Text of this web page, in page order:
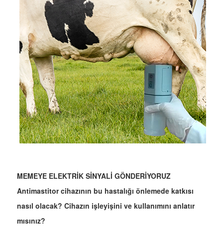
MEMEYE ELEKTRİK SİNYALİ GÖNDERİYORUZ
Antimastitor cihazının bu hastalığı önlemede katkısı
nasıl olacak? Cihazın işleyişini ve kullanımını anlatır
mısınız?